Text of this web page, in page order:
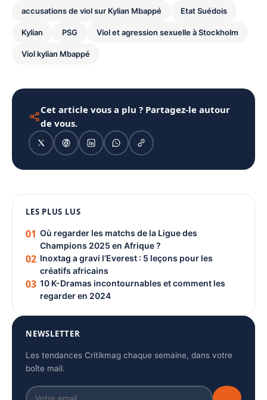
accusations de viol sur Kylian Mbappé Etat Suédois
Kylian PSG Viol et agression sexuelle à Stockholm
Viol kylian Mbappé
Cet article vous a plu ? Partagez-le autour
de vous.
PUBLICITÉ
LES PLUS LUS
01 Où regarder les matchs de la Ligue des
Champions 2025 en Afrique ?
02 Inoxtag a gravi l’Everest : 5 leçons pour les
créatifs africains
03 10 K-Dramas incontournables et comment les
regarder en 2024
NEWSLETTER
Les tendances Critikmag chaque semaine, dans votre
boîte mail.